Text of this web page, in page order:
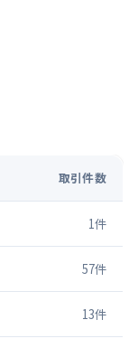
取引件数
1件
57件
13件